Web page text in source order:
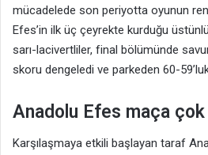
mücadelede son periyotta oyunun
Efes’in ilk üç çeyrekte kurduğu
sarı-lacivertliler, final bölümünde
skoru dengeledi ve parkeden 60-
Anadolu Efes maça çok
Karşılaşmaya etkili başlayan taraf